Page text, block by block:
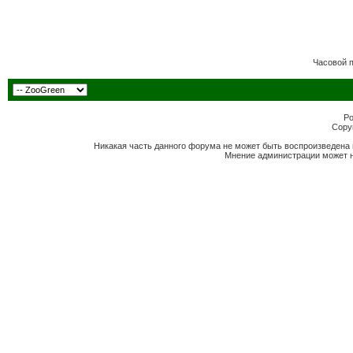
Часовой
Никакая часть данного форума не может быть
Мнение администрации может